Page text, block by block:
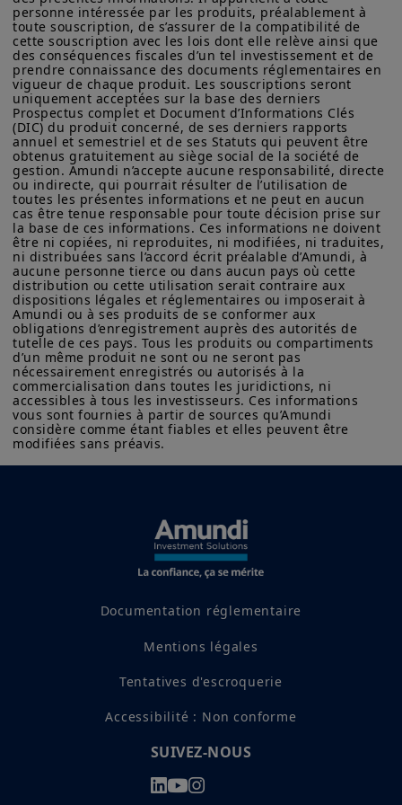
peuvent évoluer dans le temps et être mises à jour par Amundi
Asset Management, sans préavis et à tout moment.
Votre accès à ce site est soumis au respect de la
réglementation française en vigueur et aux «Mentions légales /
Conditions générales d’accès au site».
En choisissant d’accéder à notre site, vous reconnaissez avoir
pris connaissance de ces Conditions et les avoir acceptées.
Nous vous conseillons, dans votre intérêt, de les lire
attentivement.
personne intéressée par les produits, préalablement à
toute souscription, de s’assurer de la compatibilité de
cette souscription avec les lois dont elle relève ainsi que
des conséquences fiscales d’un tel investissement et de
prendre connaissance des documents réglementaires en
vigueur de chaque produit. Les souscriptions seront
uniquement acceptées sur la base des derniers
Prospectus complet et Document d’Informations Clés
(DIC) du produit concerné, de ses derniers rapports
annuel et semestriel et de ses Statuts qui peuvent être
obtenus gratuitement au siège social de la société de
gestion. Amundi n’accepte aucune responsabilité, directe
ou indirecte, qui pourrait résulter de l’utilisation de
toutes les présentes informations et ne peut en aucun
cas être tenue responsable pour toute décision prise sur
la base de ces informations. Ces informations ne doivent
être ni copiées, ni reproduites, ni modifiées, ni traduites,
ni distribuées sans l’accord écrit préalable d’Amundi, à
aucune personne tierce ou dans aucun pays où cette
distribution ou cette utilisation serait contraire aux
dispositions légales et réglementaires ou imposerait à
Amundi ou à ses produits de se conformer aux
obligations d’enregistrement auprès des autorités de
tutelle de ces pays. Tous les produits ou compartiments
d’un même produit ne sont ou ne seront pas
nécessairement enregistrés ou autorisés à la
commercialisation dans toutes les juridictions, ni
accessibles à tous les investisseurs. Ces informations
vous sont fournies à partir de sources qu’Amundi
considère comme étant fiables et elles peuvent être
modifiées sans préavis.
Documentation réglementaire
Mentions légales
Tentatives d'escroquerie
Accessibilité : Non conforme
SUIVEZ-NOUS